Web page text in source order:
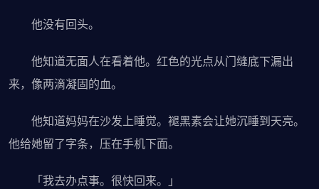
他没有回头。
他知道无面人在看着他。红色的光点从门缝底下漏出
来，像两滴凝固的血。
他知道妈妈在沙发上睡觉。褪黑素会让她沉睡到天亮。
他给她留了字条，压在手机下面。
「我去办点事。很快回来。」